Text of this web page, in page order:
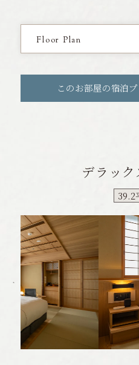
Floor Plan
このお部屋の宿泊
デラッ
39.2